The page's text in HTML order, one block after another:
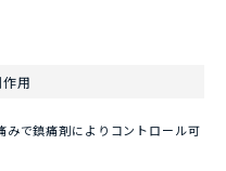
用
で鎮痛剤によりコントロール可